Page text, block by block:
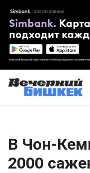
В Чон-
2000